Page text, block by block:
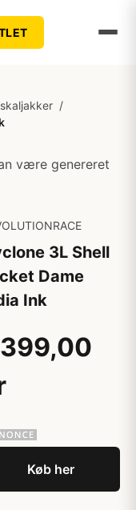
/
være genereret
3L Shell
Dame
Ink
Køb her